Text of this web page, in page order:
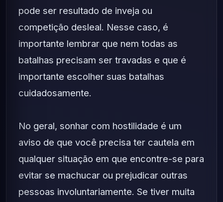
pode ser resultado de inveja ou
competição desleal. Nesse caso, é
importante lembrar que nem todas as
batalhas precisam ser travadas e que é
importante escolher suas batalhas
cuidadosamente.
No geral, sonhar com hostilidade é um
aviso de que você precisa ter cautela em
qualquer situação em que encontre-se para
evitar se machucar ou prejudicar outras
pessoas involuntariamente. Se tiver muita